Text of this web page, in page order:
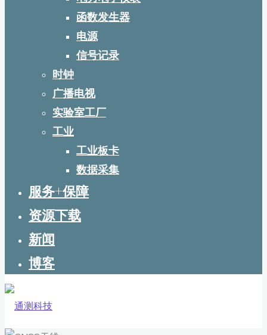
函数发生器
电源
信号记录
时钟
广播电视
实验室工厂
工业
工业板卡
数据采集
服务+保障
资源下载
新闻
博客